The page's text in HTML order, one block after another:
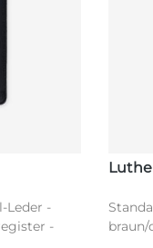
Leder -
-